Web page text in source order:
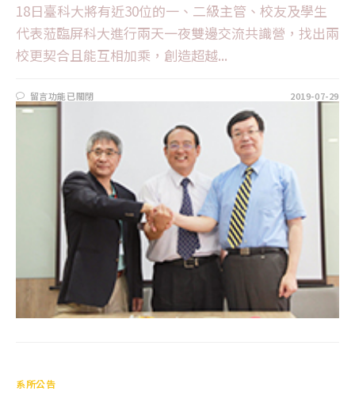
18日臺科大將有近30位的一、二級主管、校友及學生
代表蒞臨屏科大進行兩天一夜雙邊交流共識營，找出兩
校更契合且能互相加乘，創造超越...
留言功能已關閉 2019-07-29
系所公告